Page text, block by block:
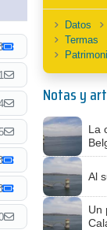
Datos
Termas
Notas y
La
Al
Un